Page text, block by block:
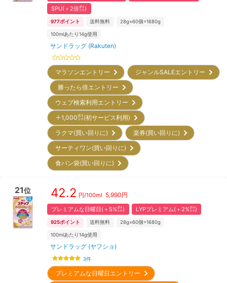
SPU(＋2倍㌽)
977ポイント 送料無料 28g×60個=1680g
100mlあたり14g使用
サンドラッグ (Rakuten)
マラソンエントリー
ジャンルSALEエントリー
勝ったら倍エントリー
ウェブ検索利用エントリー
＋1,000㌽(初サービス利用)
ラクマ(買い回りに)
楽券(買い回りに)
サーティワン(買い回りに)
食パン袋(買い回りに)
21位 42.2 円/100ml 5,990円
プレミアムな日曜日(＋5%㌽) LYPプレミアム(＋2%㌽)
925ポイント 送料無料 28g×60個=1680g
100mlあたり14g使用
サンドラッグ (ヤフショ)
3件
プレミアムな日曜日エントリー